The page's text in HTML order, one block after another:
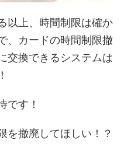
以上、時間制限は確か
、カードの時間制限撤
交換できるシステムは
です！
を撤廃してほしい！？